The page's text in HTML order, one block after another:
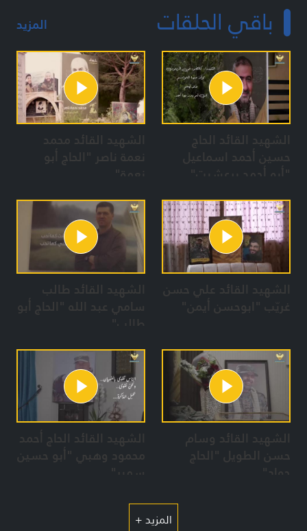
باقي الحلقات المزيد
الشهيد القائد الحاج
حسين أحمد اسماعيل
"أبو أحمد برعشيت"
الشهيد القائد محمد
نعمة ناصر "الحاج أبو
نعمة"
الشهيد القائد علي حسن
غريّب "ابوحسن أيمن"
الشهيد القائد طالب
سامي عبد الله "الحاج أبو
الشهيد القائد وسام
حسن الطويل "الحاج
جواد"
الشهيد القائد الحاج أحمد
محمود وهبي "أبو حسين
سمير"
المزيد +